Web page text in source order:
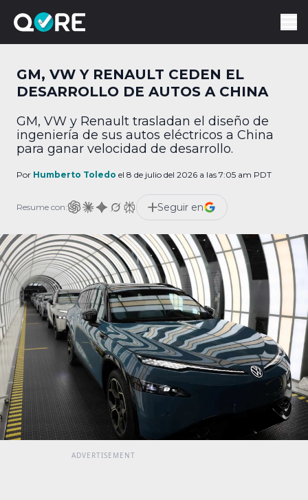
GM, VW Y RENAULT CEDEN EL
DESARROLLO DE AUTOS A CHINA
GM, VW y Renault trasladan el diseño de
ingeniería de sus autos eléctricos a China
para ganar velocidad de desarrollo.
Por Humberto Toledo el 8 de julio del 2026 a las 7:05 am PDT
Resume con: Seguir en